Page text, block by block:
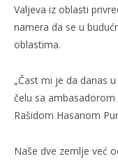
Valjeva iz oblasti
namera da se u
oblastima.
„Čast mi je da danas
čelu sa
Rašidom Hasanom
Naše dve zemlje već